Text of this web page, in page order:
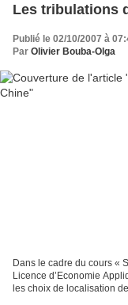
Les tribulations
Publié le 02/10/2007 à
Par Olivier Bouba-Olga
Dans le cadre du cours «
Licence d’Economie
les choix de localisation